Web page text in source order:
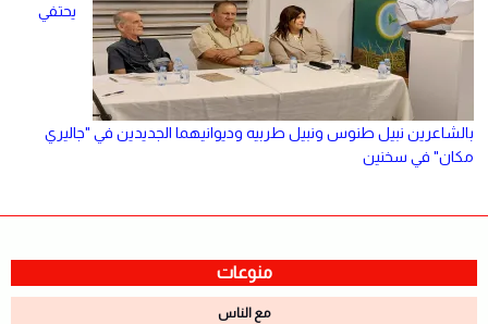
يحتفي
بالشاعرين نبيل طنوس ونبيل طربيه وديوانيهما الجديدين في "جاليري
مكان" في سخنين
منوعات
مع الناس